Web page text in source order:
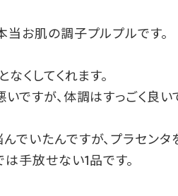
当お肌の調子プルプルです。
くしてくれます。
ですが、体調はすっごく良い
でいたんですが、プラセン
は手放せない1品です。